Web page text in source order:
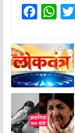
F
c
e
b
o
o
k
W
at
s
A
p
p